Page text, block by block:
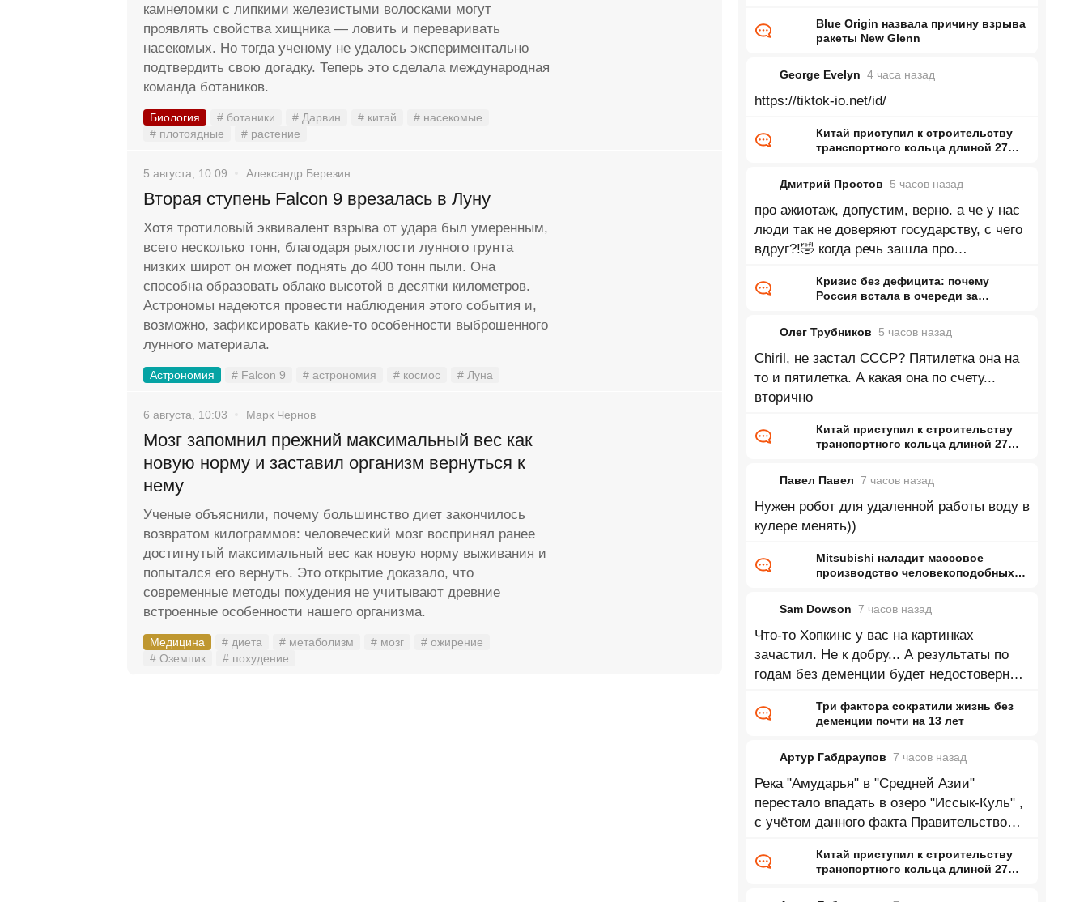
камнеломки с липкими железистыми волосками могут
проявлять свойства хищника — ловить и переваривать
насекомых. Но тогда ученому не удалось экспериментально
подтвердить свою догадку. Теперь это сделала международная
команда ботаников.
Биология # ботаники # Дарвин # китай
# насекомые
# плотоядные
# растение
5 августа, 10:09 Александр Березин
Вторая ступень Falcon 9 врезалась в Луну
Хотя тротиловый эквивалент взрыва от удара был умеренным,
всего несколько тонн, благодаря рыхлости лунного грунта
низких широт он может поднять до 400 тонн пыли. Она
способна образовать облако высотой в десятки километров.
Астрономы надеются провести наблюдения этого события и,
возможно, зафиксировать какие-то особенности выброшенного
лунного материала.
Астрономия # Falcon 9 # астрономия # космос # Луна
6 августа, 10:03 Марк Чернов
Мозг запомнил прежний максимальный вес как
новую норму и заставил организм вернуться к
нему
Ученые объяснили, почему большинство диет закончилось
возвратом килограммов: человеческий мозг воспринял ранее
достигнутый максимальный вес как новую норму выживания и
попытался его вернуть. Это открытие доказало, что
современные методы похудения не учитывают древние
встроенные особенности нашего организма.
Медицина # диета # метаболизм # мозг
# ожирение
# Оземпик
# похудение
Blue Origin назвала причину взрыва
ракеты New Glenn
George Evelyn 4 часа назад
https://tiktok-io.net/id/
Китай приступил к строительству
транспортного кольца длиной 27
Дмитрий Простов
5 часов назад
про ажиотаж, допустим, верно. а че у нас
люди так не доверяют государству, с чего
вдруг?!🤣 когда речь зашла про
Кризис без дефицита: почему
Россия встала в очереди за
Олег Трубников
5 часов назад
Chiril, не застал СССР? Пятилетка она на
то и пятилетка. А какая она по счету...
вторично
Китай приступил к строительству
транспортного кольца длиной 27
Павел Павел 7 часов назад
Нужен робот для удаленной работы воду в
кулере менять))
Mitsubishi наладит массовое
производство человекоподобных
двигателей
Sam Dowson 7 часов назад
Что-то Хопкинс у вас на картинках
зачастил. Не к добру... А результаты по
годам без деменции будет недостоверны
Три фактора сократили жизнь без
деменции почти на 13 лет
Артур Габдраупов 7 часов назад
Река "Амударья" в "Средней Азии"
перестало впадать в озеро "Иссык-Куль" ,
с учётом данного факта Правительство
Китай приступил к строительству
транспортного кольца длиной 27